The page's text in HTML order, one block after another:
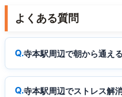
よくある質問
寺本駅周辺で朝から通え
寺本駅周辺でストレス解